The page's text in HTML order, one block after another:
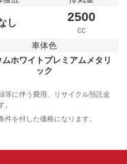
し 2500
cc
車体色
ムホワイトプレミアムメタリ
ック
等に伴う費用、リサイクル預託金
。
を付した価格になります。